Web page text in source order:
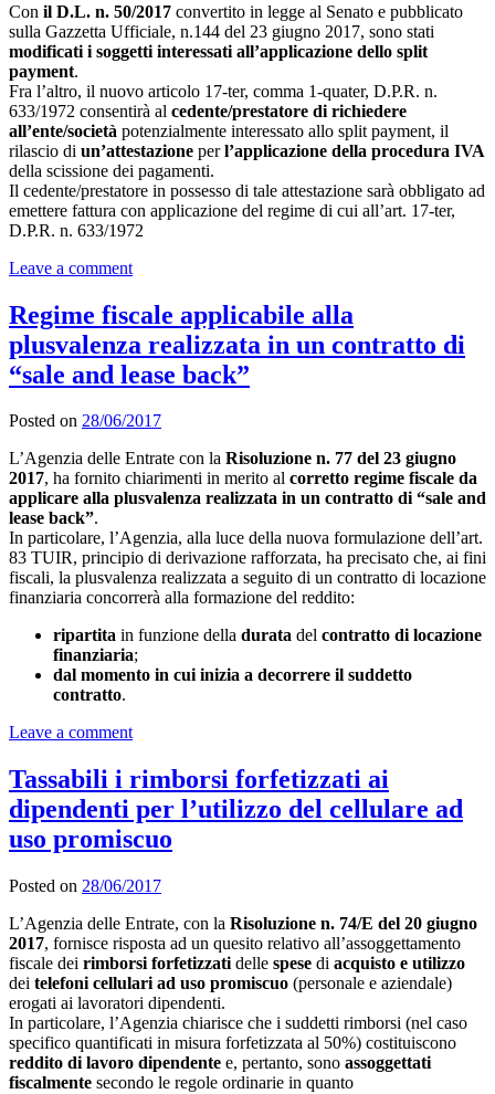
Con il D.L. n. 50/2017 convertito in legge al Senato e pubblicato
sulla Gazzetta Ufficiale, n.144 del 23 giugno 2017, sono stati
modificati i soggetti interessati all’applicazione dello split
payment.
Fra l’altro, il nuovo articolo 17-ter, comma 1-quater, D.P.R. n.
633/1972 consentirà al cedente/prestatore di richiedere
all’ente/società potenzialmente interessato allo split payment, il
rilascio di un’attestazione perl’applicazione della procedura IVA
della scissione dei pagamenti.
Il cedente/prestatore in possesso di tale attestazione sarà obbligato ad
emettere fattura con applicazione del regime di cui all’art. 17-ter,
D.P.R. n. 633/1972
Leave a comment
Regime fiscale applicabile alla
plusvalenza realizzata in un contratto di
“sale and lease back”
Posted on 28/06/2017
L’Agenzia delle Entrate con la Risoluzione n. 77 del 23 giugno
2017, ha fornito chiarimenti in merito al corretto regime fiscale da
applicare alla plusvalenza realizzata in un contratto di “sale and
lease back”.
In particolare, l’Agenzia, alla luce della nuova formulazione dell’art.
83 TUIR, principio di derivazione rafforzata, ha precisato che, ai fini
fiscali, la plusvalenza realizzata a seguito di un contratto di locazione
finanziaria concorrerà alla formazione del reddito:
ripartita in funzione della durata del contratto di locazione
finanziaria;
dal momento in cui inizia a decorrere il suddetto
contratto.
Leave a comment
Tassabili i rimborsi forfetizzati ai
dipendenti per l’utilizzo del cellulare ad
uso promiscuo
Posted on 28/06/2017
L’Agenzia delle Entrate, con la Risoluzione n. 74/E del 20 giugno
2017, fornisce risposta ad un quesito relativo all’assoggettamento
fiscale dei rimborsi forfetizzati delle spese di acquisto e utilizzo
dei telefoni cellulari ad uso promiscuo (personale e aziendale)
erogati ai lavoratori dipendenti.
In particolare, l’Agenzia chiarisce che i suddetti rimborsi (nel caso
specifico quantificati in misura forfetizzata al 50%) costituiscono
reddito di lavoro dipendente e, pertanto, sono assoggettati
fiscalmente secondo le regole ordinarie in quanto